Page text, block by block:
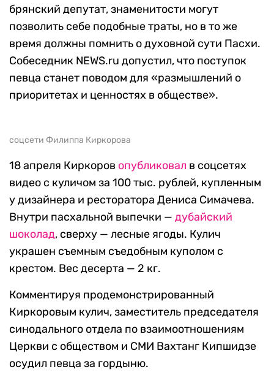
брянский депутат, знаменитости могут
позволить себе подобные траты, но в то же
время должны помнить о духовной сути Пасхи.
Собеседник NEWS.ru допустил, что поступок
певца станет поводом для «размышлений о
приоритетах и ценностях в обществе».
соцсети Филиппа Киркорова
18 апреля Киркоров опубликовал в соцсетях
видео с куличом за 100 тыс. рублей, купленным
у дизайнера и ресторатора Дениса Симачева.
Внутри пасхальной выпечки — дубайский
шоколад, сверху — лесные ягоды. Кулич
украшен съемным съедобным куполом с
крестом. Вес десерта — 2 кг.
Комментируя продемонстрированный
Киркоровым кулич, заместитель председателя
синодального отдела по взаимоотношениям
Церкви с обществом и СМИ Вахтанг Кипшидзе
осудил певца за гордыню.